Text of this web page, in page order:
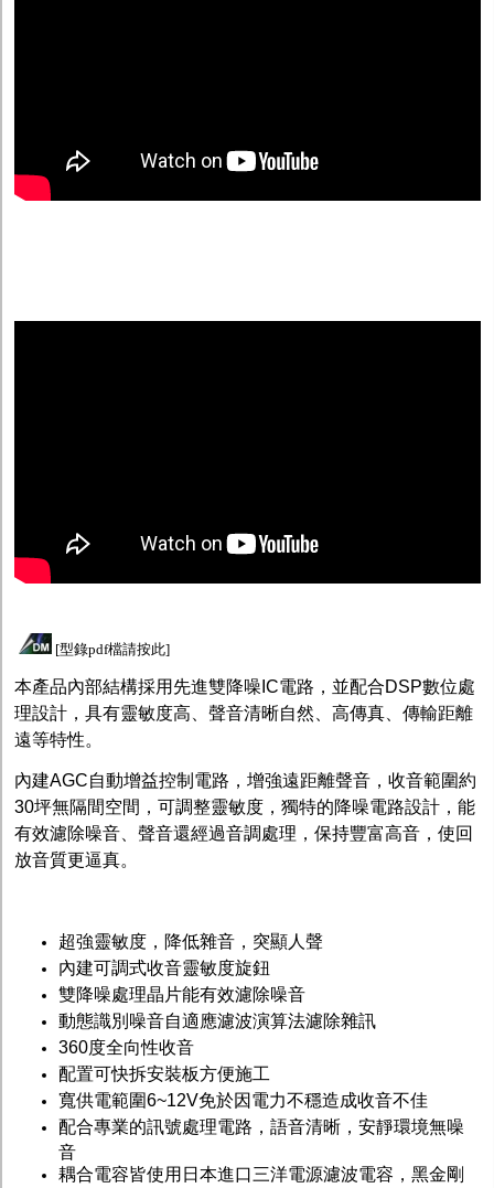
[型錄pdf檔請按此]
本產品內部結構採用先進雙降噪IC電路，並配合DSP數位處
理設計，具有靈敏度高、聲音清晰自然、高傳真、傳輸距離
遠等特性。
內建AGC自動增益控制電路，增強遠距離聲音，收音範圍約
30坪無隔間空間，可調整靈敏度，獨特的降噪電路設計，能
有效濾除噪音、聲音還經過音調處理，保持豐富高音，使回
放音質更逼真。
超強靈敏度，降低雜音，突顯人聲
內建可調式收音靈敏度旋鈕
雙降噪處理晶片能有效濾除噪音
動態識別噪音自適應濾波演算法濾除雜訊
360度全向性收音
配置可快拆安裝板方便施工
寬供電範圍6~12V免於因電力不穩造成收音不佳
配合專業的訊號處理電路，語音清晰，安靜環境無噪
音
耦合電容皆使用日本進口三洋電源濾波電容，黑金剛